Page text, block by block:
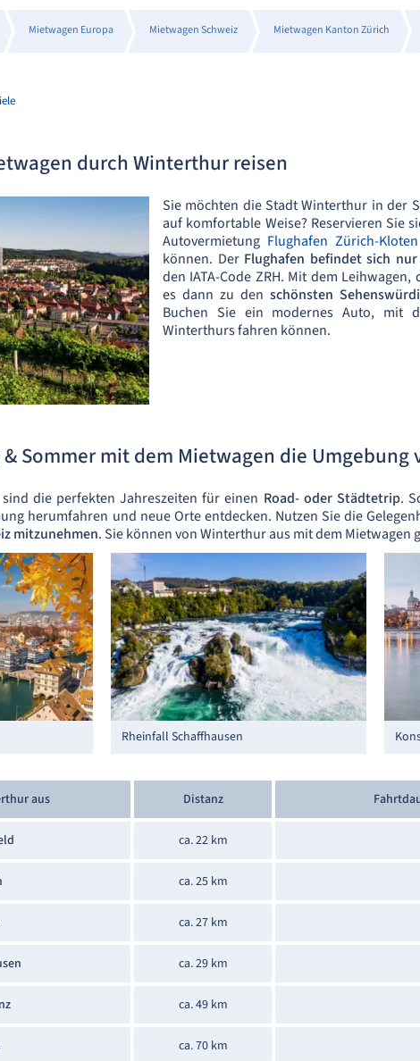
Mietwagen Europa Mietwagen Schweiz Mietwagen Kanton Zürich
durch Winterthur reisen
Sie möchten die Stadt Winterthur in der
auf komfortable Weise? Reservieren Sie
Autovermietung Flughafen Zürich-Kloten
können. Der Flughafen befindet sich
den IATA-Code ZRH. Mit dem
es dann zu den schönsten
Buchen Sie ein modernes Auto, mit
Winterthurs fahren können.
Sommer mit dem Mietwagen die
die perfekten Jahreszeiten für einen Road- oder Städtetrip.
herumfahren und neue Orte entdecken. Nutzen Sie die
mitzunehmen. Sie können von Winterthur aus mit dem Mietwagen
Rheinfall Schaffhausen
aus Distanz
ca. 22 km
ca. 25 km
ca. 27 km
ca. 29 km
ca. 49 km
ca. 70 km